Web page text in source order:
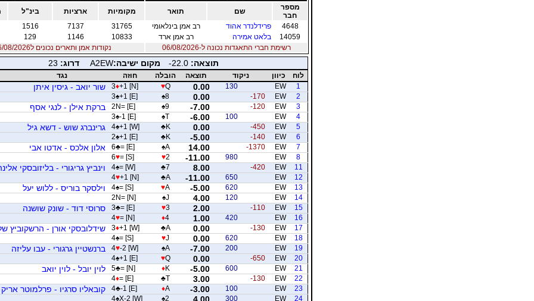
מספר
חבר
שם תואר מקומיות ארציות בינ"ל
4648
פרידלנדר אהוד רב אמן בינלאומי 31765
7137
1516
14059
בלאט אמירה רב אמן ארד 10833
1146
129
רשימת חברי התאגדות נכונה ל-06/08/2026
נקודות אמן ותארים נכונים ל06/08/2026
תוצאה: -22.0 מקום ישיבה:A2EW דרוג: 23
לוח כיוון ניקוד תוצאה הובלה חוזה
נגד
1
EW
130
0.00
♥Q
3♦+1 [N] שור יואב - גיסין איתן
2
EW
-170
0.00
♠8
3♠+1 [E]
3
EW
-120
-7.00
♠9
2N= [E] ברקת אילן - לנגי אסף
4
EW
100
-6.00
♠T
3♠-1 [E]
5
EW
-450
0.00
♣K
4♠+1 [W] גרינברג שוש - דשא גיל
6
EW
-140
-5.00
♣K
2♠+1 [E]
7
EW
-1370
14.00
♠A
6♣= [E] אלון אלכס - אדטו אבי
8
EW
980
-11.00
♥2
6♥= [S]
11
EW
-420
8.00
♣7
4♠= [W] וינביץ גריגורי - בליזובסקי
12
EW
650
-11.00
♣A
4♥+1 [N]
13
EW
620
-5.00
♥A
4♠= [S] וילסקר בוריס - ללוש יעל
14
EW
120
4.00
♠J
2N= [N]
15
EW
-110
2.00
♥3
3♣= [E] סרוסי דוד - שונק שושנה
16
EW
420
1.00
♦4
4♥= [N]
17
EW
-130
0.00
♣A
3♦+1 [W] שידלובסקי אורן - הרשקוביץ
18
EW
620
0.00
♥J
4♠= [S]
19
EW
200
-7.00
♠A
4♥-2 [W] ברנשטיין גרגורי - עבו עליזה
20
EW
-650
0.00
♥Q
4♠+1 [E]
21
EW
600
-5.00
♦K
5♣= [N] לוין יובל - לוין יואב
22
EW
-130
3.00
♣T
4♦= [E]
23
EW
100
-3.00
♦A
4♣-1 [E] קובאליו סרגיו - פרלמוטר אריק
24
EW
300
4.00
♠2
4♠X-2 [W]